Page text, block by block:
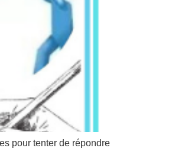
pour tenter de répondre